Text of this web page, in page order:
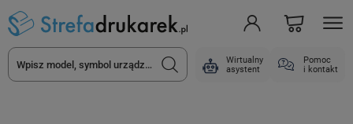
Wirtualny
asystent
Pomoc
i kontakt